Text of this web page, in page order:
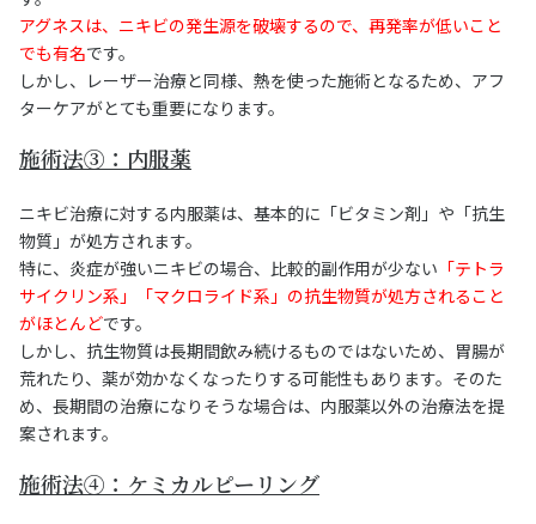
アグネスは、ニキビの発生源を破壊するので、再発率が低いこと
でも有名です。
しかし、レーザー治療と同様、熱を使った施術となるため、アフ
ターケアがとても重要になります。
施術法③：内服薬
ニキビ治療に対する内服薬は、基本的に「ビタミン剤」や「抗生
物質」が処方されます。
特に、炎症が強いニキビの場合、比較的副作用が少ない 「テトラ
サイクリン系」「マクロライド系」の抗生物質が処方されること
がほとんどです。
しかし、抗生物質は長期間飲み続けるものではないため、胃腸が
荒れたり、薬が効かなくなったりする可能性もあります。そのた
め、長期間の治療になりそうな場合は、内服薬以外の治療法を提
案されます。
施術法④：ケミカルピーリング